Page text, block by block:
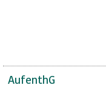
AufenthG